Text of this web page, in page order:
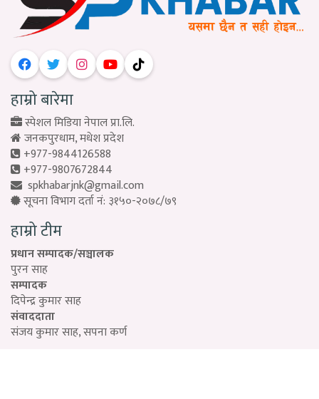
हाम्रो बारेमा
स्पेशल मिडिया नेपाल प्रा.लि.
जनकपुरधाम, मधेश प्रदेश
+977-9844126588
+977-9807672844
spkhabarjnk@gmail.com
सूचना विभाग दर्ता नं: ३१५०-२०७८/७९
हाम्रो टीम
प्रधान सम्पादक/सञ्चालक
पुरन साह
सम्पादक
दिपेन्द्र कुमार साह
संवाददाता
संजय कुमार साह, सपना कर्ण